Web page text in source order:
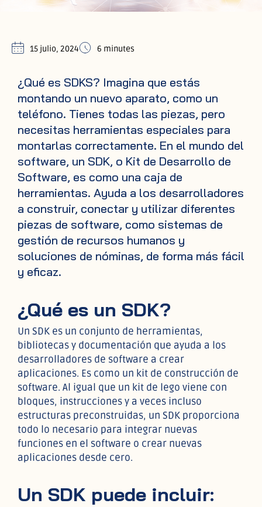
15 julio, 2024 6 minutes
¿Qué es SDKS? Imagina que estás
montando un nuevo aparato, como un
teléfono. Tienes todas las piezas, pero
necesitas herramientas especiales para
montarlas correctamente. En el mundo del
software, un SDK, o Kit de Desarrollo de
Software, es como una caja de
herramientas. Ayuda a los desarrolladores
a construir, conectar y utilizar diferentes
piezas de software, como sistemas de
gestión de recursos humanos y
soluciones de nóminas, de forma más fácil
y eficaz.
¿Qué es un SDK?
Un SDK es un conjunto de herramientas,
bibliotecas y documentación que ayuda a los
desarrolladores de software a crear
aplicaciones. Es como un kit de construcción de
software. Al igual que un kit de lego viene con
bloques, instrucciones y a veces incluso
estructuras preconstruidas, un SDK proporciona
todo lo necesario para integrar nuevas
funciones en el software o crear nuevas
aplicaciones desde cero.
Un SDK puede incluir: